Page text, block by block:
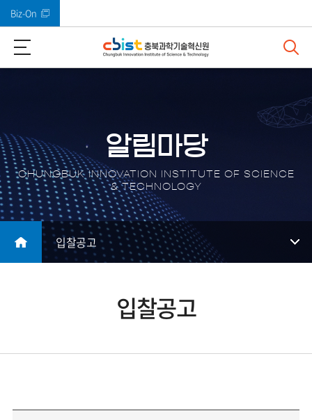
Biz-On
알림마당
CHUNGBUK INNOVATION INSTITUTE OF SCIENCE
& TECHNOLOGY
입찰공고
입찰공고